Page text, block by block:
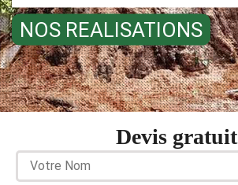
NOS REALISATIONS
Devis gratuit